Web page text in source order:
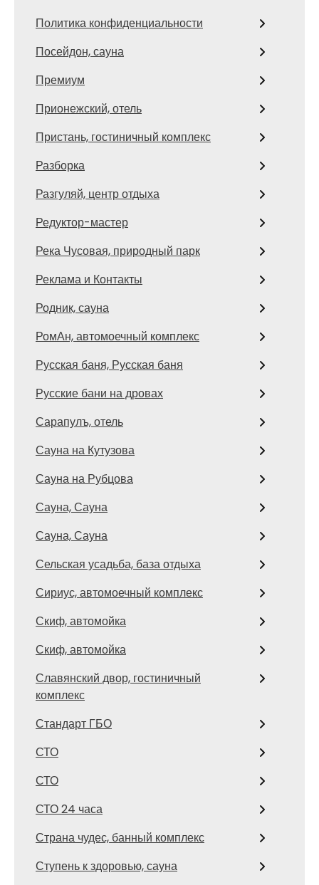
Политика конфиденциальности
Посейдон, сауна
Премиум
Прионежский, отель
Пристань, гостиничный комплекс
Разборка
Разгуляй, центр отдыха
Редуктор-мастер
Река Чусовая, природный парк
Реклама и Контакты
Родник, сауна
РомАн, автомоечный комплекс
Русская баня, Русская баня
Русские бани на дровах
Сарапулъ, отель
Сауна на Кутузова
Сауна на Рубцова
Сауна, Сауна
Сауна, Сауна
Сельская усадьба, база отдыха
Сириус, автомоечный комплекс
Скиф, автомойка
Скиф, автомойка
Славянский двор, гостиничный
комплекс
Стандарт ГБО
СТО
СТО
СТО 24 часа
Страна чудес, банный комплекс
Ступень к здоровью, сауна